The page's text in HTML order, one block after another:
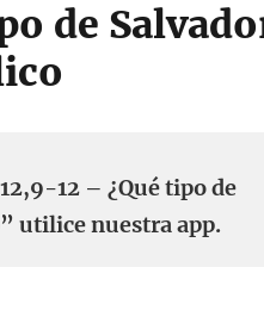
de
12 – ¿Qué tipo de
utilice nuestra app.